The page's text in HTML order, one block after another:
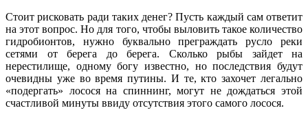
Стоит рисковать ради таких денег? Пусть каждый сам ответит
на этот вопрос. Но для того, чтобы выловить такое количество
гидробионтов, нужно буквально преграждать русло реки
сетями от берега до берега. Сколько рыбы зайдет на
нерестилище, одному богу известно, но последствия будут
очевидны уже во время путины. И те, кто захочет легально
«подергать» лосося на спиннинг, могут не дождаться этой
счастливой минуты ввиду отсутствия этого самого лосося.